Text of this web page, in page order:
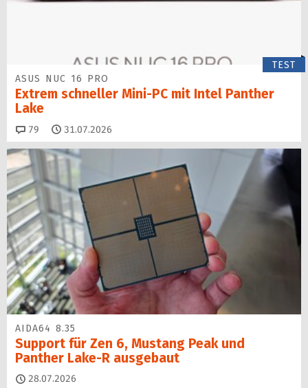
TEST
ASUS NUC 16 PRO
Extrem schneller Mini-PC mit Intel Panther
Lake
79 Kommentare
31.07.2026
AIDA64 8.35
Support für Zen 6, Mustang Peak und
Panther Lake-R ausgebaut
28.07.2026